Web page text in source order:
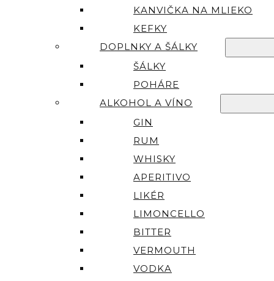
KANVIČKA NA MLIEKO
KEFKY
DOPLNKY A ŠÁLKY
ŠÁLKY
POHÁRE
ALKOHOL A VÍNO
GIN
RUM
WHISKY
APERITIVO
LIKÉR
LIMONCELLO
BITTER
VERMOUTH
VODKA